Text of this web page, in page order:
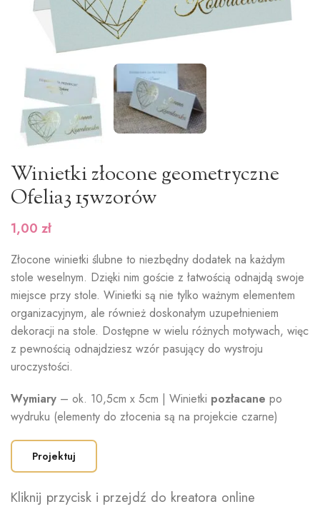
Winietki złocone geometryczne
Ofelia3 15wzorów
1,00 zł
Złocone winietki ślubne to niezbędny dodatek na każdym
stole weselnym. Dzięki nim goście z łatwością odnajdą swoje
miejsce przy stole. Winietki są nie tylko ważnym elementem
organizacyjnym, ale również doskonałym uzupełnieniem
dekoracji na stole. Dostępne w wielu różnych motywach, więc
z pewnością odnajdziesz wzór pasujący do wystroju
uroczystości.
Wymiary – ok. 10,5cm x 5cm | Winietki pozłacane po
wydruku (elementy do złocenia są na projekcie czarne)
Projektuj
Kliknij przycisk i przejdź do kreatora online